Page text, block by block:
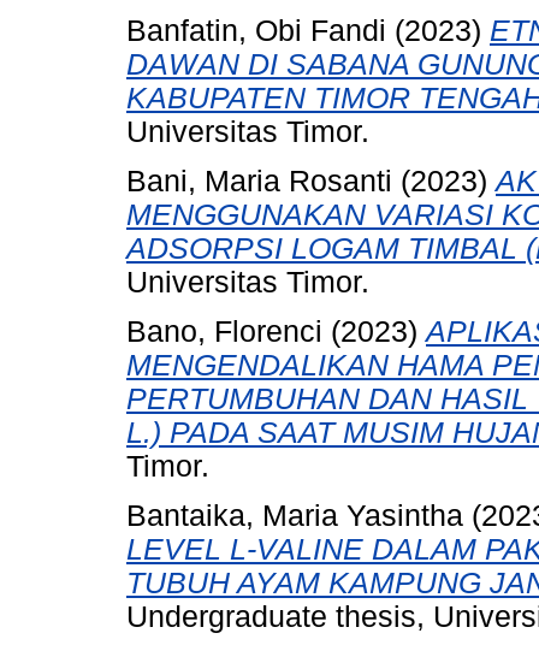
Banfatin, Obi Fandi (2023)
DAWAN DI SABANA
KABUPATEN TIMOR
Universitas Timor.
Bani, Maria Rosanti (2023)
MENGGUNAKAN VARIASI
ADSORPSI LOGAM TIMBAL
Universitas Timor.
Bano, Florenci (2023)
MENGENDALIKAN HAMA
PERTUMBUHAN DAN
L.) PADA SAAT MUSIM
Timor.
Bantaika, Maria Yasintha
LEVEL L-VALINE DALAM
TUBUH AYAM KAMPUNG
Undergraduate thesis,